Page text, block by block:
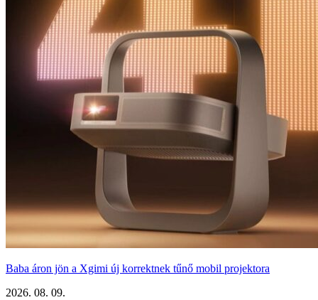
Baba áron jön a Xgimi új korrektnek tűnő mobil projektora
2026. 08. 09.